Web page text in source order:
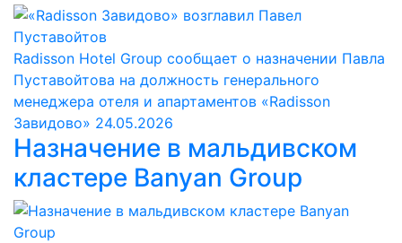
Radisson Hotel Group сообщает о назначении Павла
Пуставойтова на должность генерального
менеджера отеля и апартаментов «Radisson
Завидово» 24.05.2026
Назначение в мальдивском
кластере Banyan Group